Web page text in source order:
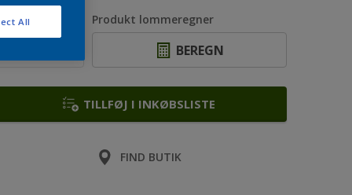
1L
2,5L
4L
5L
7L
Produkt lommeregner
BEREGN
TILLFØJ I INKØBSLISTE
FIND BUTIK
All